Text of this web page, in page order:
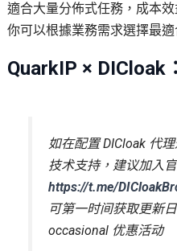
適合大量分佈式任務，成本效
你可以根據業務需求選擇最
QuarkIP × DICloak
如在配置 DICloak 代
技术支持，建议加入
https://t.me/
可第一时间获取更新
occasional 优惠活动